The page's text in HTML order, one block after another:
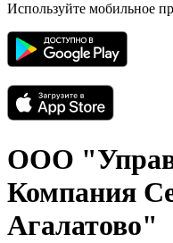
Используйте мобильное
ООО
Компания
Агалатово"